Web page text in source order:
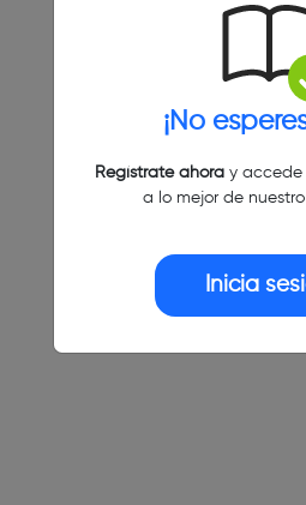
¡No
Regístrate ahoray accede
a lo mejor de
Inicia